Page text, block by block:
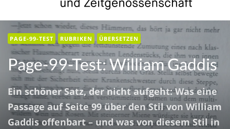
tell
Magazin für Literatur und Zeitgenossenschaft
PAGE-99-TEST RUBRIKEN ÜBERSETZEN
Page-99-Test: William Gaddis
Ein schöner Satz, der nicht aufgeht: Was eine
Passage auf Seite 99 über den Stil von William
Gaddis offenbart – und was von diesem Stil in